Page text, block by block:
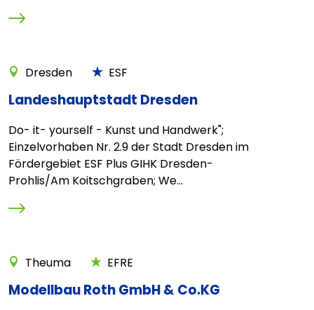
Dresden ESF
Landeshauptstadt Dresden
Do- it- yourself - Kunst und Handwerk";
Einzelvorhaben Nr. 2.9 der Stadt Dresden im
Fördergebiet ESF Plus GIHK Dresden-
Prohlis/Am Koitschgraben; We...
Theuma EFRE
Modellbau Roth GmbH & Co.KG